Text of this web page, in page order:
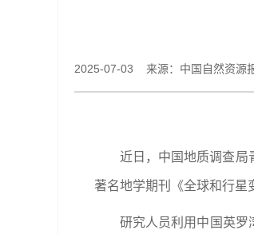
2025-07-03 来源：中国自然资源
近日，中国地质调查局
著名地学期刊《全球和行星
研究人员利用中国英罗